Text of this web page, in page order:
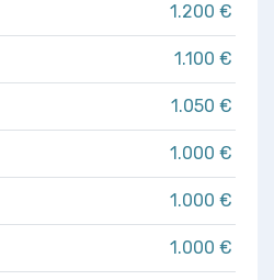
1.200 €
1.100 €
1.050 €
1.000 €
1.000 €
1.000 €